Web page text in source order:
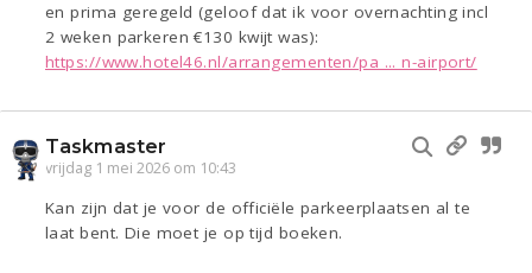
en prima geregeld (geloof dat ik voor overnachting incl
2 weken parkeren €130 kwijt was):
https://www.hotel46.nl/arrangementen/pa ... n-airport/
Taskmaster
vrijdag 1 mei 2026 om 10:43
Kan zijn dat je voor de officiële parkeerplaatsen al te
laat bent. Die moet je op tijd boeken.